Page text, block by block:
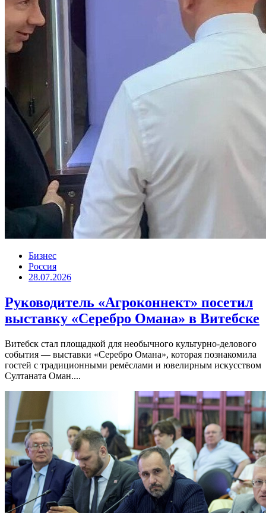
Бизнес
Россия
28.07.2026
Руководитель «Агроконнект» посетил
выставку «Серебро Омана» в Витебске
Витебск стал площадкой для необычного культурно-делового
события — выставки «Серебро Омана», которая познакомила
гостей с традиционными ремёслами и ювелирным искусством
Султаната Оман....